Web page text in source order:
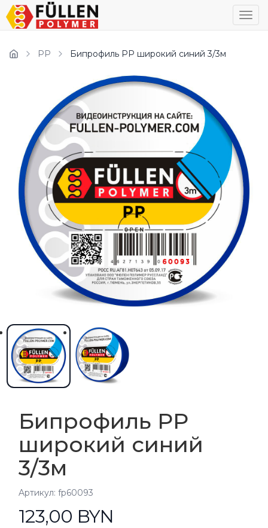
PP Бипрофиль PP широкий синий 3/3м
Бипрофиль PP
широкий синий
3/3м
Aртикул: fp60093
123,00 BYN